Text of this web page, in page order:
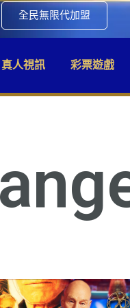
全民無限代加盟
真人視訊 彩票遊戲